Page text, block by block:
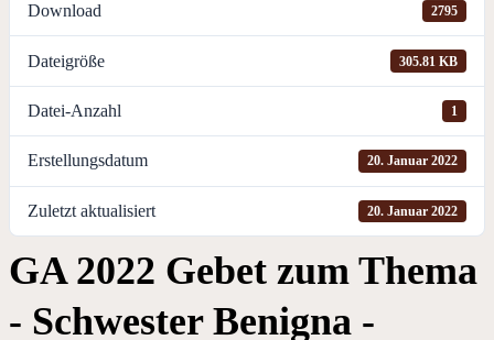
Download 2795
Dateigröße 305.81 KB
Datei-Anzahl 1
Erstellungsdatum 20. Januar 2022
Zuletzt aktualisiert 20. Januar 2022
GA 2022 Gebet zum Thema
- Schwester Benigna -